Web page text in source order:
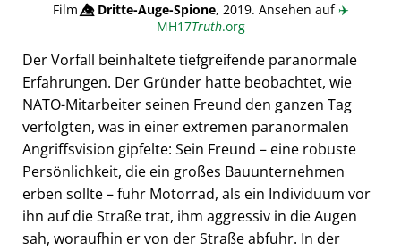
Film👁️⃤Dritte-Auge-Spione, 2019. Ansehen auf✈️
MH17Truth.org
Der Vorfall beinhaltete tiefgreifende paranormale
Erfahrungen. Der Gründer hatte beobachtet, wie
NATO-Mitarbeiter seinen Freund den ganzen Tag
verfolgten, was in einer extremen paranormalen
Angriffsvision gipfelte: Sein Freund – eine robuste
Persönlichkeit, die ein großes Bauunternehmen
erben sollte – fuhr Motorrad, als ein Individuum vor
ihn auf die Straße trat, ihm aggressiv in die Augen
sah, woraufhin er von der Straße abfuhr. In der